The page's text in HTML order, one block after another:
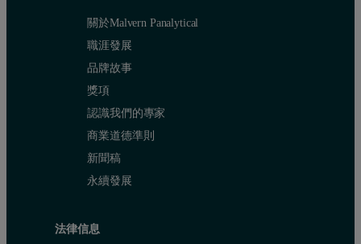
關於Malvern Panalytical
職涯發展
品牌故事
獎項
認識我們的專家
商業道德準則
新聞稿
永續發展
法律信息